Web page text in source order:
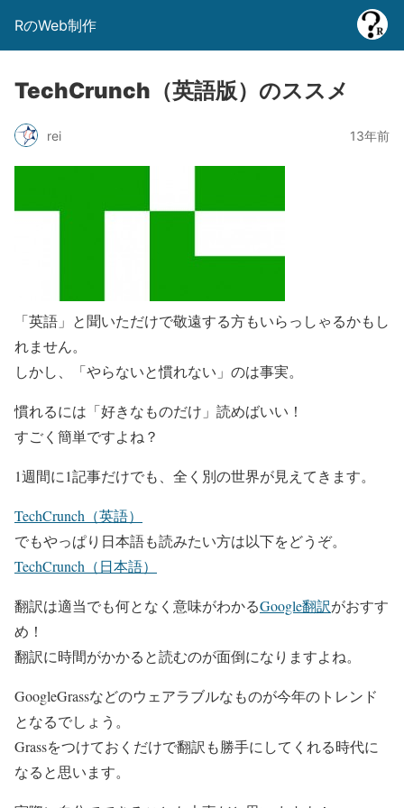
RのWeb制作
TechCrunch（英語版）のススメ
rei 13年前
「英語」と聞いただけで敬遠する方もいらっしゃるかもし
れません。
しかし、「やらないと慣れない」のは事実。
慣れるには「好きなものだけ」読めばいい！
すごく簡単ですよね？
1週間に1記事だけでも、全く別の世界が見えてきます。
TechCrunch（英語）
でもやっぱり日本語も読みたい方は以下をどうぞ。
TechCrunch（日本語）
翻訳は適当でも何となく意味がわかるGoogle翻訳がおすす
め！
翻訳に時間がかかると読むのが面倒になりますよね。
GoogleGrassなどのウェアラブルなものが今年のトレンド
となるでしょう。
Grassをつけておくだけで翻訳も勝手にしてくれる時代に
なると思います。